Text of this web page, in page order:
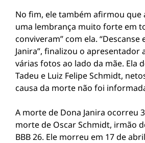
No fim, ele também afirmou que
uma lembrança muito forte em
conviveram” com ela. “Descanse
Janira”, finalizou o
várias fotos ao lado da mãe. Ela
Tadeu e Luiz Felipe Schmidt,
causa da morte não foi
A morte de Dona Janira ocorreu
morte de Oscar Schmidt, irmão
BBB 26. Ele morreu em 17 de